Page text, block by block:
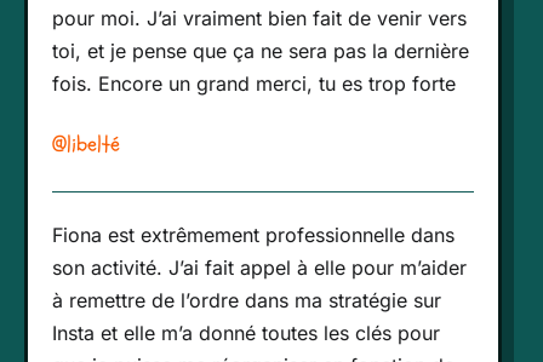
pour moi. J’ai vraiment bien fait de venir vers
toi, et je pense que ça ne sera pas la dernière
fois. Encore un grand merci, tu es trop forte
@libelté
Fiona est extrêmement professionnelle dans
son activité. J’ai fait appel à elle pour m’aider
à remettre de l’ordre dans ma stratégie sur
Insta et elle m’a donné toutes les clés pour